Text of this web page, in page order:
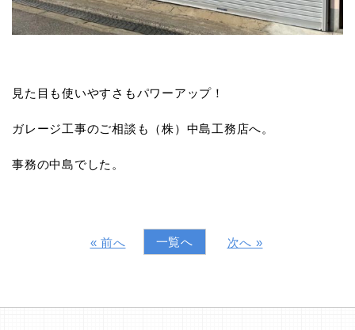
見た目も使いやすさもパワーアップ！
ガレージ工事のご相談も（株）中島工務店へ。
事務の中島でした。
« 前へ 一覧へ 次へ »